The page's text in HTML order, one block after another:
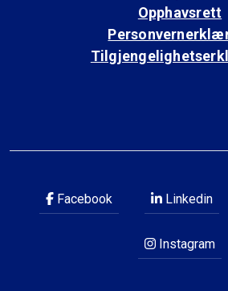
Opphavsrett
Facebook Linkedin
Instagram